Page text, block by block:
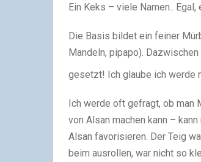
Ein Keks – viele Namen..
Die Basis bildet ein feiner
Mandeln, pipapo).
gesetzt! Ich glaube ich werde
Ich werde oft gefragt, ob man
von Alsan machen kann –
Alsan favorisieren. Der Teig
beim ausrollen, war nicht so